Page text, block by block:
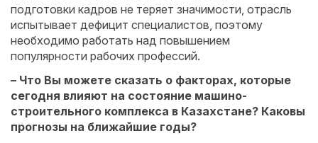
подготовки кадров не теряет значимости, отрасль
испытывает дефицит специалистов, поэтому
необходимо работать над повышением
популярности рабочих профессий.
– Что Вы можете сказать о факторах, которые
сегодня влияют на состояние машино­
строительного комплекса в Казахстане? Каковы
прогнозы на ближайшие годы?